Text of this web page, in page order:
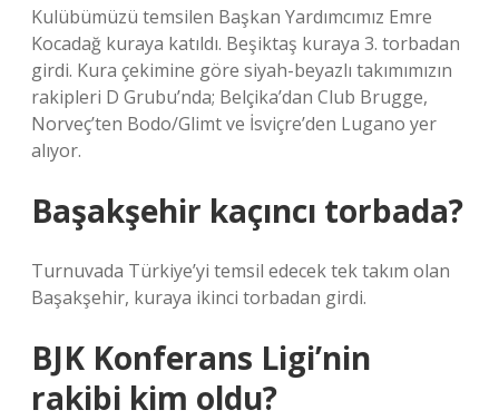
Kulübümüzü temsilen Başkan Yardımcımız Emre
Kocadağ kuraya katıldı. Beşiktaş kuraya 3. torbadan
girdi. Kura çekimine göre siyah-beyazlı takımımızın
rakipleri D Grubu’nda; Belçika’dan Club Brugge,
Norveç’ten Bodo/Glimt ve İsviçre’den Lugano yer
alıyor.
Başakşehir kaçıncı torbada?
Turnuvada Türkiye’yi temsil edecek tek takım olan
Başakşehir, kuraya ikinci torbadan girdi.
BJK Konferans Ligi’nin
rakibi kim oldu?